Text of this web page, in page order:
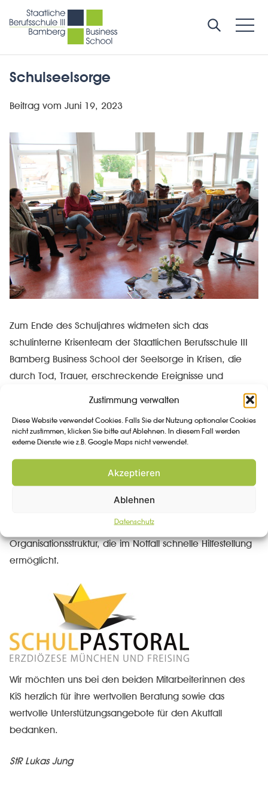
Zustimmung verwalten
Diese Website verwendet Cookies. Falls Sie der Nutzung optionaler Cookies
nicht zustimmen, klicken Sie bitte auf Ablehnen. In diesem Fall werden
externe Dienste wie z.B. Google Maps nicht verwendet.
Akzeptieren
Ablehnen
Datenschutz
Schulseelsorge
Beitrag vom Juni 19, 2023
Zum Ende des Schuljahres widmeten sich das
schulinterne Krisenteam der Staatlichen Berufsschule III
Bamberg Business School der Seelsorge in Krisen, die
durch Tod, Trauer, erschreckende Ereignisse und
herausfordernden Momenten weiterhin handlungs- und
sprachfähig zu bleiben, wurde unter der Leitung von
Claudia Leithner und Hedwig Straub von der
Krisenseelsorge im Schulbereich (KiS) der Erzdiözese
Bamberg am Krisenkonzept der Schule gearbeitet.
Schule, als auch um die Etablierung eine
Organisationsstruktur, die im Notfall schnelle Hilfestellung
ermöglicht.
Wir möchten uns bei den beiden Mitarbeiterinnen des
KiS herzlich für ihre wertvollen Beratung sowie das
wertvolle Unterstützungsangebote für den Akutfall
bedanken.
StR Lukas Jung